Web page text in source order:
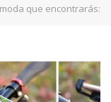
moda que encontrarás: